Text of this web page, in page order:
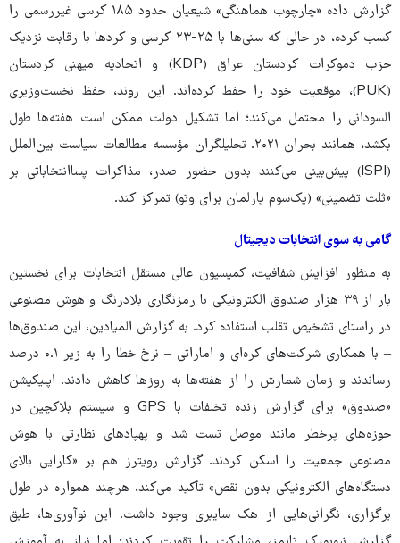
گزارش داده «چارچوب هماهنگی» شیعیان حدود ۱۸۵ کرسی غیررسمی را
کسب کرده، در حالی که سنی‌ها با ۲۵-۲۳ کرسی و کردها با رقابت نزدیک
حزب دموکرات کردستان عراق (KDP) و اتحادیه میهنی کردستان
(PUK)، موقعیت خود را حفظ کرده‌اند. این روند، حفظ نخست‌وزیری
السودانی را محتمل می‌کند؛ اما تشکیل دولت ممکن است هفته‌ها طول
بکشد، همانند بحران ۲۰۲۱. تحلیلگران مؤسسه مطالعات سیاست بین‌الملل
(ISPI) پیش‌بینی می‌کنند بدون حضور صدر، مذاکرات پساانتخاباتی بر
«ثلث تضمینی» (یک‌سوم پارلمان برای وتو) تمرکز کند.
گامی به سوی انتخابات دیجیتال
به منظور افزایش شفافیت، کمیسیون عالی مستقل انتخابات برای نخستین
بار از ۳۹ هزار صندوق الکترونیکی با رمزنگاری بلادرنگ و هوش مصنوعی
در راستای تشخیص تقلب استفاده کرد. به گزارش المیادین، این صندوق‌ها
– با همکاری شرکت‌های کره‌ای و اماراتی – نرخ خطا را به زیر ۰.۱ درصد
رساندند و زمان شمارش را از هفته‌ها به روزها کاهش دادند. اپلیکیشن
«صندوق» برای گزارش زنده تخلفات با GPS و سیستم بلاکچین در
حوزه‌های پرخطر مانند موصل تست شد و پهپادهای نظارتی با هوش
مصنوعی جمعیت را اسکن کردند. گزارش رویترز هم بر «کارایی بالای
دستگاه‌های الکترونیکی بدون نقص» تأکید می‌کند، هرچند همواره در طول
برگزاری، نگرانی‌هایی از هک سایبری وجود داشت. این نوآوری‌ها، طبق